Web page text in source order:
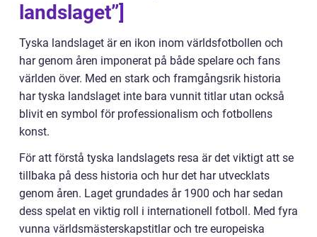
landslaget”]
Tyska landslaget är en ikon inom världsfotbollen och
har genom åren imponerat på både spelare och fans
världen över. Med en stark och framgångsrik historia
har tyska landslaget inte bara vunnit titlar utan också
blivit en symbol för professionalism och fotbollens
konst.
För att förstå tyska landslagets resa är det viktigt att se
tillbaka på dess historia och hur det har utvecklats
genom åren. Laget grundades år 1900 och har sedan
dess spelat en viktig roll i internationell fotboll. Med fyra
vunna världsmästerskapstitlar och tre europeiska